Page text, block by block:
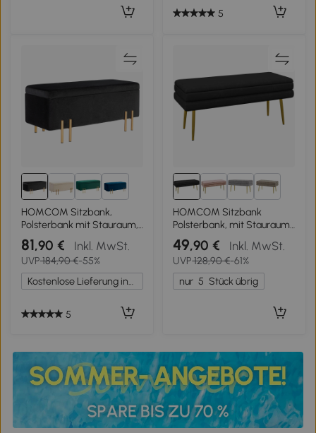
5
2+
HOMCOM Sitzbank,
Polsterbank mit Stauraum,
Metall, Kautschukholz,
Schaumstoff, 100 x 40 x 42
cm, Schwarz
81,90 € Inkl. MwSt.
UVP184,90 €-55%
Kostenlose Lieferung innerhalb Deutschlands
5
1+
HOMCOM Sitzbank
Polsterbank, mit Stauraum,
Stahl, 100 cm x 37,5 cm x
42 cm, Schwarz
49,90 € Inkl. MwSt.
UVP128,90 €-61%
nur 5 Stück übrig